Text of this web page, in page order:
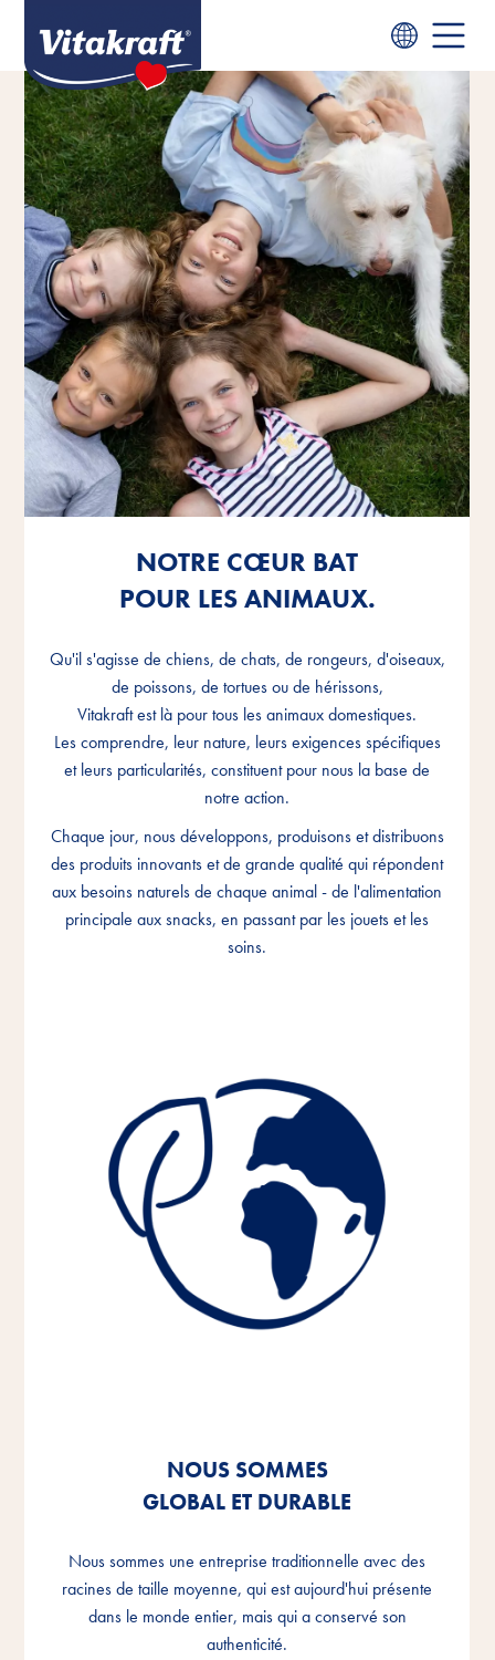
NOTRE CŒUR BAT
POUR LES ANIMAUX.
Qu'il s'agisse de chiens, de chats, de rongeurs, d'oiseaux,
de poissons, de tortues ou de hérissons,
Vitakraft est là pour tous les animaux domestiques.
Les comprendre, leur nature, leurs exigences spécifiques
et leurs particularités, constituent pour nous la base de
notre action.
Chaque jour, nous développons, produisons et distribuons
des produits innovants et de grande qualité qui répondent
aux besoins naturels de chaque animal - de l'alimentation
principale aux snacks, en passant par les jouets et les
soins.
NOTRE CŒUR BAT
POUR LES ANIMAUX.
Qu'il s'agisse de chiens, de chats, de rongeurs, d'oiseaux,
de poissons, de tortues ou de hérissons,
Vitakraft est là pour tous les animaux domestiques.
Les comprendre, leur nature, leurs exigences spécifiques
et leurs particularités, constituent pour nous la base de
notre action.
Chaque jour, nous développons, produisons et distribuons
des produits innovants et de grande qualité qui répondent
aux besoins naturels de chaque animal - de l'alimentation
principale aux snacks, en passant par les jouets et les
soins.
NOTRE CŒUR BAT
POUR LES ANIMAUX.
Qu'il s'agisse de chiens, de chats, de rongeurs, d'oiseaux,
de poissons, de tortues ou de hérissons,
Vitakraft est là pour tous les animaux domestiques.
Les comprendre, leur nature, leurs exigences spécifiques
et leurs particularités, constituent pour nous la base de
notre action.
Chaque jour, nous développons, produisons et distribuons
des produits innovants et de grande qualité qui répondent
aux besoins naturels de chaque animal - de l'alimentation
principale aux snacks, en passant par les jouets et les
soins.
NOUS SOMMES
GLOBAL ET DURABLE
Nous sommes une entreprise traditionnelle avec des
racines de taille moyenne, qui est aujourd'hui présente
dans le monde entier, mais qui a conservé son
authenticité.
NOUS SOMMES
GLOBAL ET DURABLE
Nous sommes une entreprise traditionnelle avec des
racines de taille moyenne, qui est aujourd'hui présente
dans le monde entier, mais qui a conservé son
authenticité.
NOUS SOMMES
GLOBAL ET DURABLE
Nous sommes une entreprise traditionnelle avec des
racines de taille moyenne, qui est aujourd'hui présente
dans le monde entier, mais qui a conservé son
authenticité.